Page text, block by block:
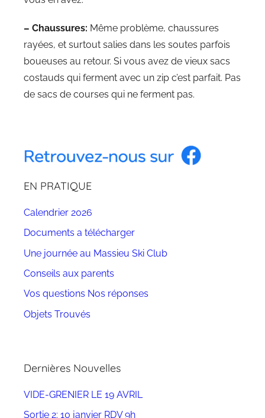
– Chaussures: Même problème, chaussures
rayées, et surtout salies dans les soutes parfois
boueuses au retour. Si vous avez de vieux sacs
costauds qui ferment avec un zip c’est parfait. Pas
de sacs de courses qui ne ferment pas.
EN PRATIQUE
Calendrier 2026
Documents a télécharger
Une journée au Massieu Ski Club
Conseils aux parents
Vos questions Nos réponses
Objets Trouvés
Dernières Nouvelles
VIDE-GRENIER LE 19 AVRIL
Sortie 2: 10 janvier RDV 9h